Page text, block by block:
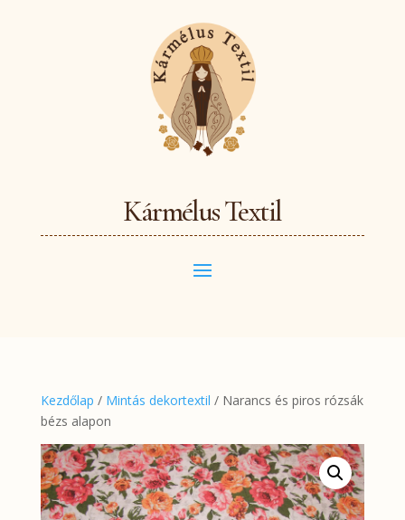
Kármélus Textil
Kezdőlap / Mintás dekortextil / Narancs és piros rózsák
bézs alapon